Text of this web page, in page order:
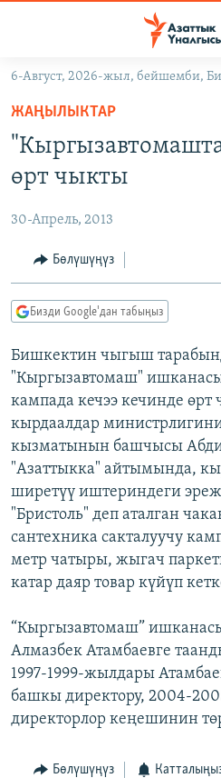
Навигацияга
өтүңүз
Издөөгө
салыңыз
КЫРГЫЗСТАН
КЫРГЫЗСТАН
ЭКОНОМИКА
МАДАНИЯТ
ДҮЙНӨ
БОРБОР АЗИЯ
УКРАИНА
АТАЙЫН ИЛИКТӨӨ
ТВ ПРОГРАММАЛАР
ЭКСПЕРТТЕР ТАЛДАЙТ
БИЗ ЖАНА ДҮЙНӨ
ДАНИСТЕ
ЭЖЕ-СИҢДИЛЕР
ЫҢГАЙСЫЗ СУРООЛОР
ӨЗГӨЧӨ ПИКИР
Русский
ОНЛАЙН ШЕРИНЕ
ЭЕ/АРнун бардык
6-Август, 2026-жыл, бейшемби,
ЖАҢЫЛЫКТАР
өрт чыкты
30-Апрель, 2013
Бөлүшүңүз
Бизди Google'дан табыңыз
Бишкектин чыгыш
"Кыргызавтомаш"
кампада кечээ кечинде өрт
кырдаалдар
кызматынын башчысы
"Азаттыкка" айтымында,
ширетүү иштериндеги
"Бристоль" деп аталган
сантехника сакталуучу
метр чатыры, жыгач
катар даяр товар күйүп
“Кыргызавтомаш”
Алмазбек Атамбаевге
1997-1999-жылдары
башкы директору, 2004-
директорлор кеңешинин
Бөлүшүңүз